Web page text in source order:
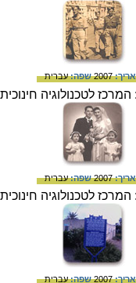
2007 שפה:עברית
2007 שפה:עברית
2007 שפה:עברית